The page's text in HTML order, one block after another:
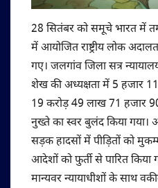
28 सितंबर को समूचे भारत में
में आयोजित राष्ट्रीय लोक
गए। जलगांव जिला सत्र
शेख की अध्यक्षता में 5 हजार
19 करोड़ 49 लाख 71 हजार
नुख्ते का स्वर बुलंद किया गया।
सड़क हादसों में पीड़ितों को
आदेशों को फुर्ती से पारित किया
मान्यवर न्यायाधीशों के साथ